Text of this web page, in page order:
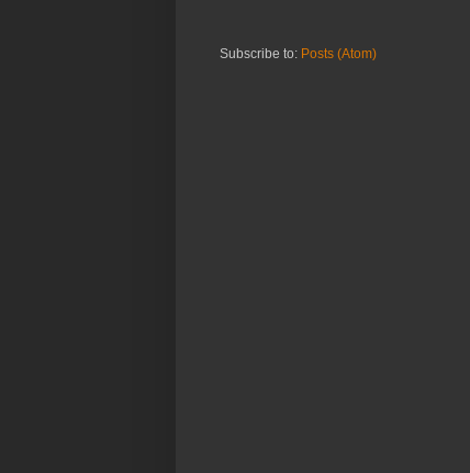
Subscribe to: Posts (Atom)